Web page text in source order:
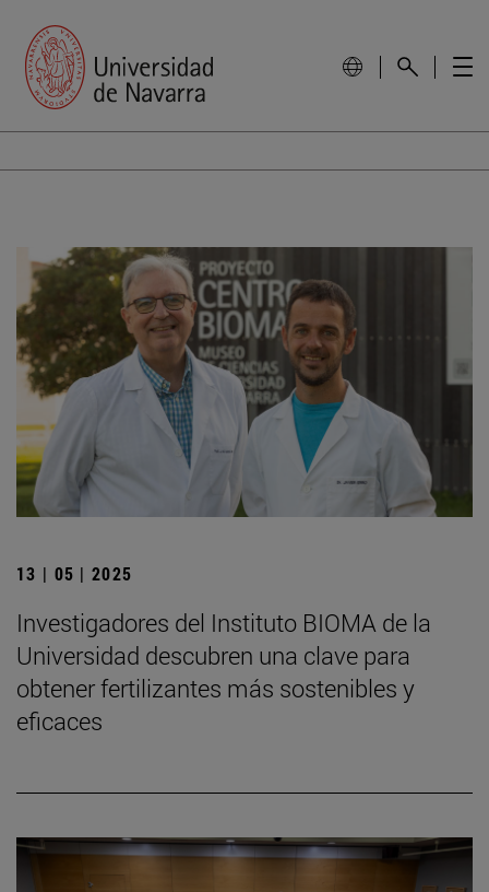
13 | 05 | 2025
Investigadores del Instituto BIOMA de la
Universidad descubren una clave para
obtener fertilizantes más sostenibles y
eficaces